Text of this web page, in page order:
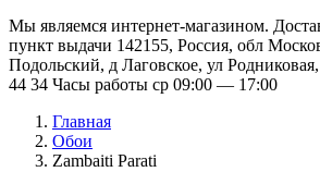
Мы являемся интернет-магазином.
пункт выдачи 142155, Россия, обл
Подольский, д Лаговское, ул
44 34 Часы работы ср 09:00 — 17:00
Главная
Обои
Zambaiti Parati